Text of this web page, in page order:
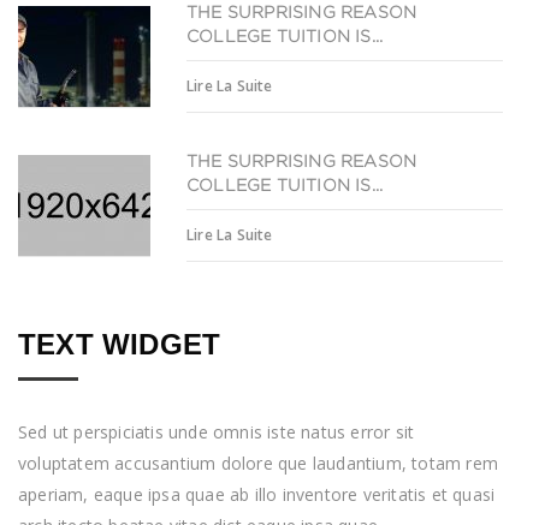
THE SURPRISING REASON
COLLEGE TUITION IS...
Lire La Suite
THE SURPRISING REASON
COLLEGE TUITION IS...
Lire La Suite
TEXT WIDGET
Sed ut perspiciatis unde omnis iste natus error sit
voluptatem accusantium dolore que laudantium, totam rem
aperiam, eaque ipsa quae ab illo inventore veritatis et quasi